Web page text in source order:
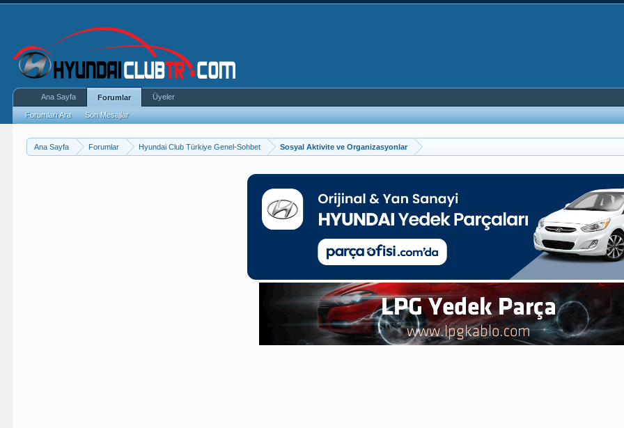
Ana Sayfa Forumlar Hyundai Club Türkiye Genel-Sohbet Sosyal Aktivite ve Organizasyonlar
Ana Sayfa Forumlar
Forumları Ara Son Mesajlar
Üyeler